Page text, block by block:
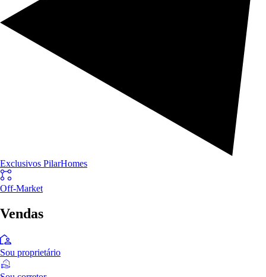
Exclusivos PilarHomes
Off-Market
Vendas
Sou proprietário